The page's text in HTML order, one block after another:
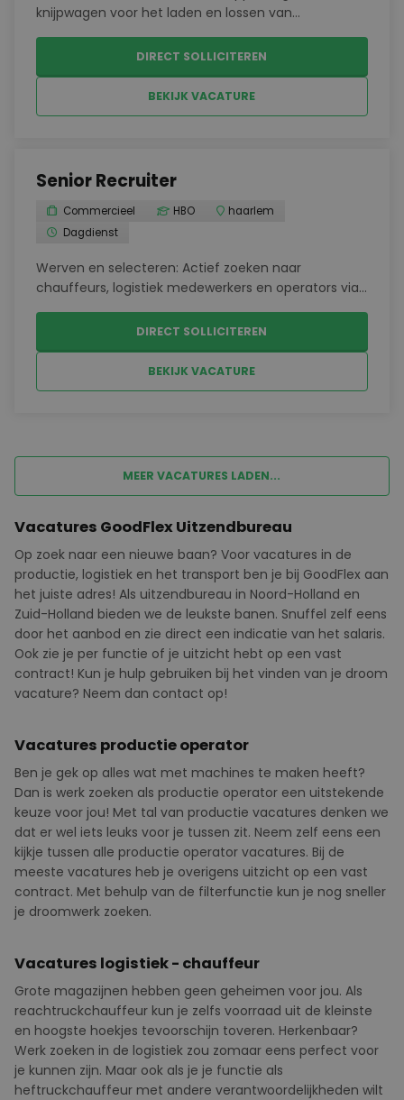
knijpwagen voor het laden en lossen van
grondstoffenVervoeren van bouwmaterialen naar
verschillende locaties in de regio.Nauwkeurig
uitvoeren van loswerkzaamheden op moeilijk
bereikbare plaatsen.Controler...
DIRECT SOLLICITEREN
BEKIJK VACATURE
Senior Recruiter
Commercieel HBO
haarlem
Dagdienst
Werven en selecteren: Actief zoeken naar
chauffeurs, logistiek medewerkers en operators via
jobboards, social media, netwerken en eigen
kandidatenbestand.Screenen en matchen: Voeren
van intakegesprekken, beoordelen van kwalificaties
DIRECT SOLLICITEREN
BEKIJK VACATURE
MEER VACATURES LADEN...
Vacatures GoodFlex Uitzendbureau
Op zoek naar een nieuwe baan? Voor vacatures in de
productie, logistiek en het transport ben je bij GoodFlex aan
het juiste adres! Als uitzendbureau in Noord-Holland en
Zuid-Holland bieden we de leukste banen. Snuffel zelf eens
door het aanbod en zie direct een indicatie van het salaris.
Ook zie je per functie of je uitzicht hebt op een vast
contract! Kun je hulp gebruiken bij het vinden van je droom
vacature? Neem dan contact op!
Vacatures productie operator
Ben je gek op alles wat met machines te maken heeft?
Dan is werk zoeken als productie operator een uitstekende
keuze voor jou! Met tal van productie vacatures denken we
dat er wel iets leuks voor je tussen zit. Neem zelf eens een
kijkje tussen alle productie operator vacatures. Bij de
meeste vacatures heb je overigens uitzicht op een vast
contract. Met behulp van de filterfunctie kun je nog sneller
je droomwerk zoeken.
Vacatures logistiek - chauffeur
Grote magazijnen hebben geen geheimen voor jou. Als
reachtruckchauffeur kun je zelfs voorraad uit de kleinste
en hoogste hoekjes tevoorschijn toveren. Herkenbaar?
Werk zoeken in de logistiek zou zomaar eens perfect voor
je kunnen zijn. Maar ook als je je functie als
heftruckchauffeur met andere verantwoordelijkheden wilt